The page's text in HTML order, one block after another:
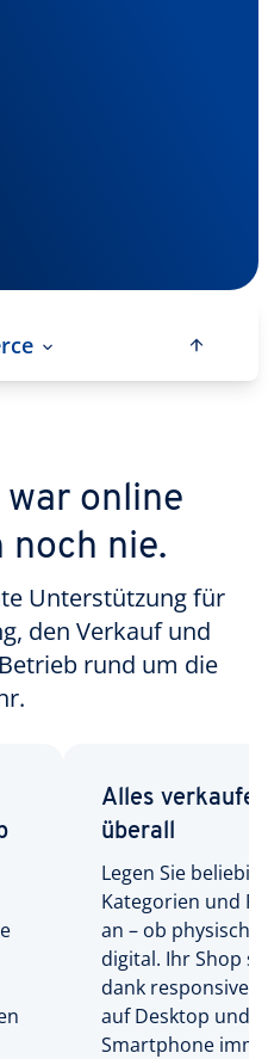
war online
noch nie.
Unterstützung für
den Verkauf und
rund um die
Alles
überall
Legen Sie beliebig
Kategorien und
an – ob physisch
digital. Ihr Shop
dank
auf Desktop und
Smartphone